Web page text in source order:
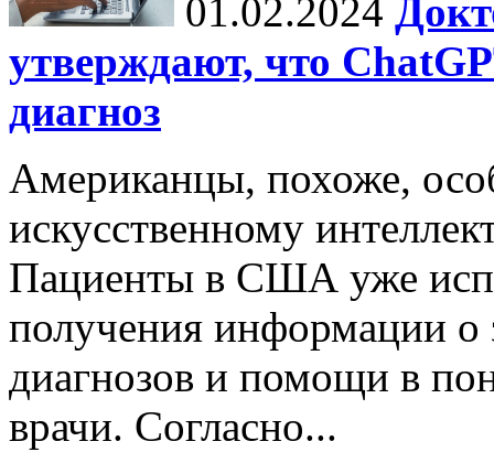
01.02.2024
утверждают, что
диагноз
Американцы, похоже,
искусственному
Пациенты в США уже
получения информации о
диагнозов и помощи в
врачи. Согласно...